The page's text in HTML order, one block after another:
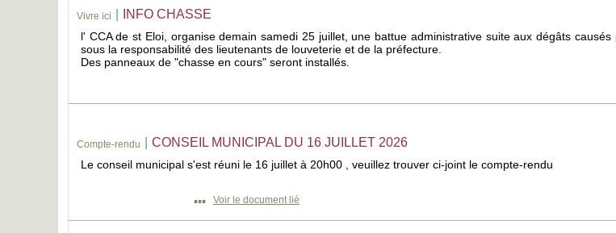
Vivre ici INFO CHASSE
l' CCA de st Eloi, organise demain samedi 25 juillet, une battue administrative suite aux dégâts
sous la responsabilité des lieutenants de louveterie et de la préfecture.
Des panneaux de "chasse en cours" seront installés.
Compte-rendu CONSEIL MUNICIPAL DU 16 JUILLET 2026
Le conseil municipal s'est réuni le 16 juillet à 20h00 , veuillez trouver ci-joint le compte-rendu
▪▪▪ Voir le document lié